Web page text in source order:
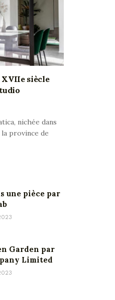
XVIIe siècle
nichée dans
province de
une pièce par
Garden par
Limited